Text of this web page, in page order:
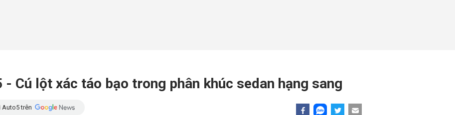
- Cú lột xác táo bạo trong phân khúc sedan hạng sang
Auto5 trên